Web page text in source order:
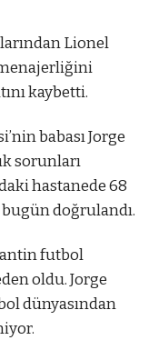
Lionel
menajerliğini
kaybetti.
babası Jorge
sorunları
hastanede 68
bugün doğrulandı.
futbol
oldu. Jorge
dünyasından